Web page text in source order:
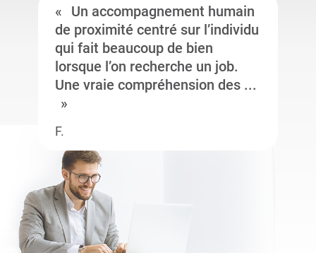
Un accompagnement humain
de proximité centré sur l’individu
qui fait beaucoup de bien
lorsque l’on recherche un job.
Une vraie compréhension des ...
F.